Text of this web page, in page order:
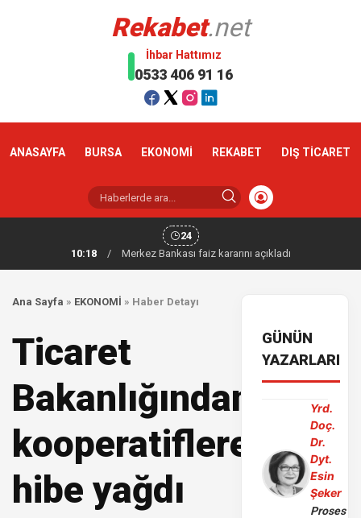
Rekabet.net
İhbar Hattımız
0533 406 91 16
ANASAYFA BURSA EKONOMİ REKABET DIŞ TİCARET
24
10:18
/ Merkez Bankası faiz kararını açıkladı
Ana Sayfa » EKONOMİ » Haber Detayı
Ticaret
Bakanlığından
kooperatiflere
hibe yağdı
GÜNÜN
YAZARLARI
Yrd.
Doç.
Dr.
Dyt.
Esin
Şeker
Proses